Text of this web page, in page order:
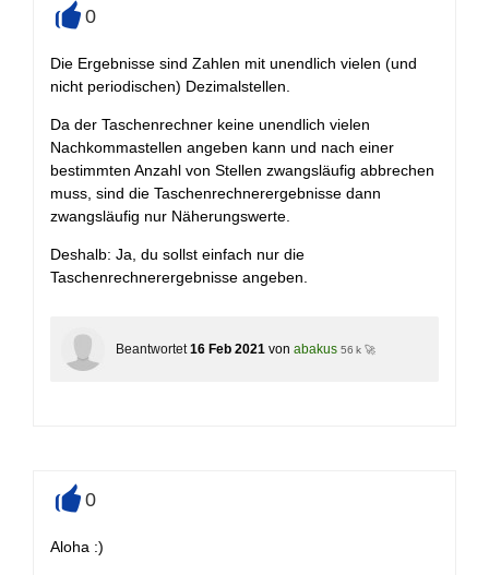
0
Die Ergebnisse sind Zahlen mit unendlich vielen (und
nicht periodischen) Dezimalstellen.
Da der Taschenrechner keine unendlich vielen
Nachkommastellen angeben kann und nach einer
bestimmten Anzahl von Stellen zwangsläufig abbrechen
muss, sind die Taschenrechnerergebnisse dann
zwangsläufig nur Näherungswerte.
Deshalb: Ja, du sollst einfach nur die
Taschenrechnerergebnisse angeben.
Beantwortet 16 Feb 2021 von abakus 56 k 🚀
0
Aloha :)